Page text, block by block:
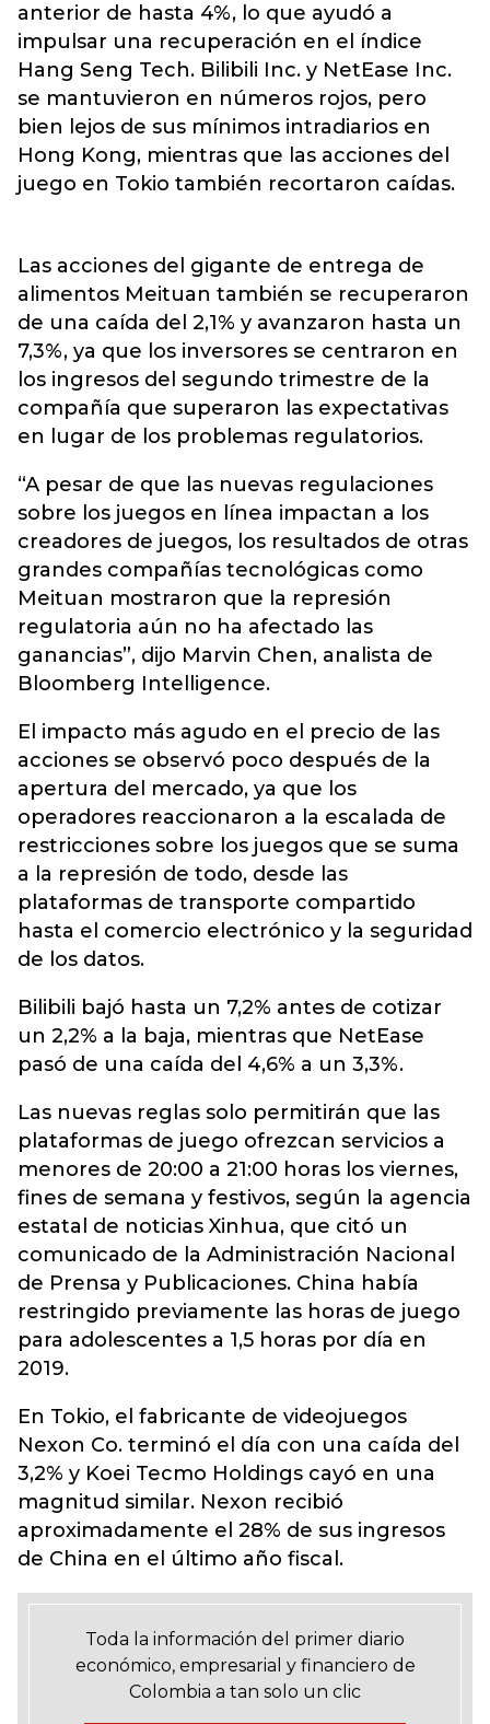
anterior de hasta 4%, lo que ayudó a
impulsar una recuperación en el índice
Hang Seng Tech. Bilibili Inc. y NetEase Inc.
se mantuvieron en números rojos, pero
bien lejos de sus mínimos intradiarios en
Hong Kong, mientras que las acciones del
juego en Tokio también recortaron caídas.
Las acciones del gigante de entrega de
alimentos Meituan también se recuperaron
de una caída del 2,1% y avanzaron hasta un
7,3%, ya que los inversores se centraron en
los ingresos del segundo trimestre de la
compañía que superaron las expectativas
en lugar de los problemas regulatorios.
“A pesar de que las nuevas regulaciones
sobre los juegos en línea impactan a los
creadores de juegos, los resultados de otras
grandes compañías tecnológicas como
Meituan mostraron que la represión
regulatoria aún no ha afectado las
ganancias”, dijo Marvin Chen, analista de
Bloomberg Intelligence.
El impacto más agudo en el precio de las
acciones se observó poco después de la
apertura del mercado, ya que los
operadores reaccionaron a la escalada de
restricciones sobre los juegos que se suma
a la represión de todo, desde las
plataformas de transporte compartido
hasta el comercio electrónico y la seguridad
de los datos.
Bilibili bajó hasta un 7,2% antes de cotizar
un 2,2% a la baja, mientras que NetEase
pasó de una caída del 4,6% a un 3,3%.
Las nuevas reglas solo permitirán que las
plataformas de juego ofrezcan servicios a
menores de 20:00 a 21:00 horas los viernes,
fines de semana y festivos, según la agencia
estatal de noticias Xinhua, que citó un
comunicado de la Administración Nacional
de Prensa y Publicaciones. China había
restringido previamente las horas de juego
para adolescentes a 1,5 horas por día en
2019.
En Tokio, el fabricante de videojuegos
Nexon Co. terminó el día con una caída del
3,2% y Koei Tecmo Holdings cayó en una
magnitud similar. Nexon recibió
aproximadamente el 28% de sus ingresos
de China en el último año fiscal.
Toda la información del primer diario
económico, empresarial y financiero de
Colombia a tan solo un clic